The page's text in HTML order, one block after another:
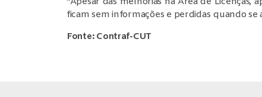
ficam sem informações e perdidas quando se
Fonte: Contraf-CUT